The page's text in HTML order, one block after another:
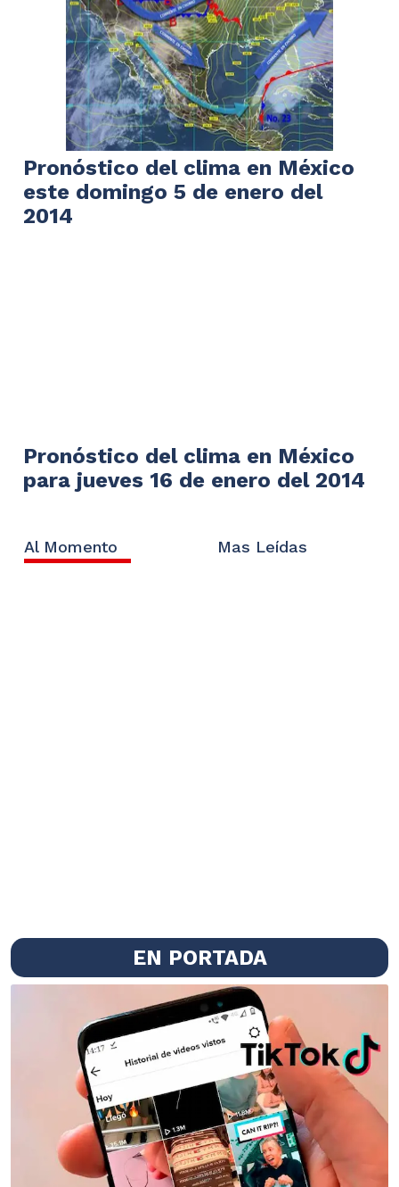
Pronóstico del clima en México
este domingo 5 de enero del
2014
Pronóstico del clima en México
para jueves 16 de enero del 2014
Al Momento Mas Leídas
EN PORTADA